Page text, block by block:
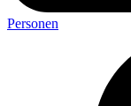
Personen